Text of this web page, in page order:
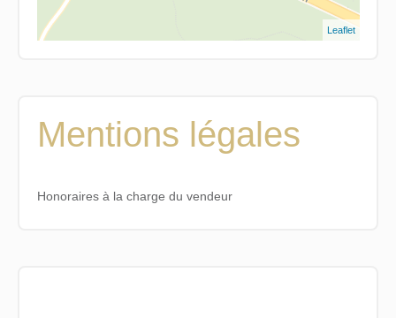
Leaflet
Mentions légales
Honoraires à la charge du vendeur